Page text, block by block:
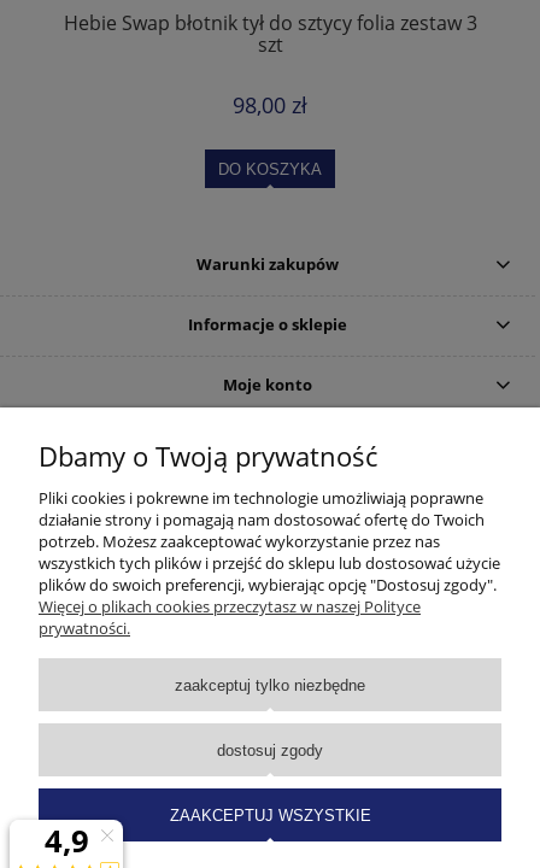
Hebie Swap błotnik tył do sztycy folia zestaw 3
szt
98,00 zł
DO KOSZYKA
Warunki zakupów
Informacje o sklepie
Moje konto
Dbamy o Twoją prywatność
Pliki cookies i pokrewne im technologie umożliwiają poprawne
działanie strony i pomagają nam dostosować ofertę do Twoich
potrzeb. Możesz zaakceptować wykorzystanie przez nas
wszystkich tych plików i przejść do sklepu lub dostosować użycie
plików do swoich preferencji, wybierając opcję "Dostosuj zgody".
Więcej o plikach cookies przeczytasz w naszej Polityce
prywatności.
zaakceptuj tylko niezbędne
dostosuj zgody
ZAAKCEPTUJ WSZYSTKIE